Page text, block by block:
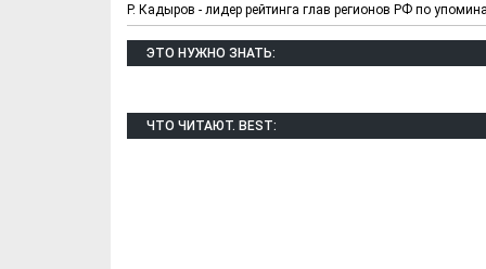
Р. Кадыров - лидер рейтинга глав регионов РФ по
ЭТО НУЖНО ЗНАТЬ:
ЧТО ЧИТАЮТ. BEST: